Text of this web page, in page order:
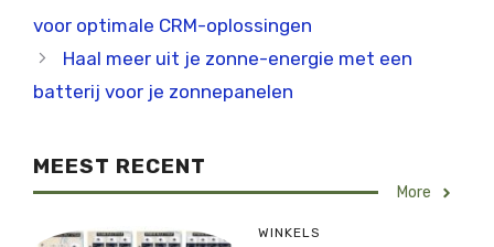
voor optimale CRM-oplossingen
Haal meer uit je zonne-energie met een
batterij voor je zonnepanelen
MEEST RECENT
More
WINKELS